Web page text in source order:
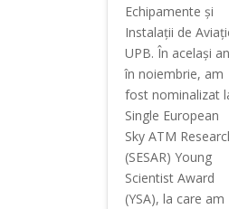
Echipamente și
Instalații de
UPB. În același
în noiembrie, am
fost nominalizat
Single European
Sky ATM
(SESAR) Young
Scientist Award
(YSA), la care am